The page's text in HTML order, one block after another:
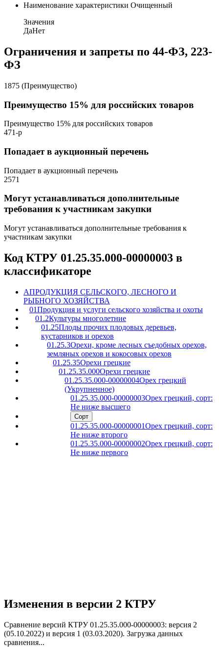
Наименование характеристики Очищенный
Значения
ДаНет
Ограничения и запреты по 44-ФЗ, 223-
ФЗ
1875 (Преимущество)
Преимущество 15% для российских товаров
Преимущество 15% для российских товаров
471-р
Попадает в аукционный перечень
Попадает в аукционный перечень
2571
Могут устанавливаться дополнительные
требования к участникам закупки
Могут устанавливаться дополнительные требования к
участникам закупки
Код КТРУ 01.25.35.000-00000003 в
классификаторе
AПРОДУКЦИЯ СЕЛЬСКОГО, ЛЕСНОГО И
РЫБНОГО ХОЗЯЙСТВА
01Продукция и услуги сельского хозяйства и охоты
01.2Культуры многолетние
01.25Плоды прочих плодовых деревьев,
кустарников и орехов
01.25.3Орехи, кроме лесных съедобных орехов,
земляных орехов и кокосовых орехов
01.25.35Орехи грецкие
01.25.35.000Орехи грецкие
01.25.35.000-00000004Орех грецкий
(Укрупненное)
01.25.35.000-00000003Орех грецкий, сорт:
Не ниже высшего
Сорт
01.25.35.000-00000001Орех грецкий, сорт:
Не ниже второго
01.25.35.000-00000002Орех грецкий, сорт:
Не ниже первого
Изменения в версии 2 КТРУ
Сравнение версий КТРУ 01.25.35.000-00000003: версия 2
(05.10.2022) и версия 1 (03.03.2020). Загрузка данных
сравнения...